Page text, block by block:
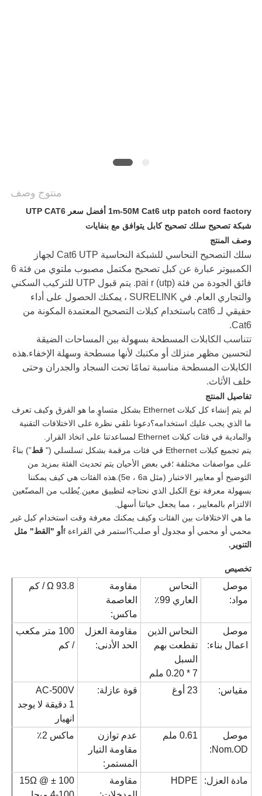
منتوج وصف
1m-50M Cat6 utp patch cord factory أفضل سعر UTP CAT6
شبكة تصحيح سلك تصحيح كابل يتوافق مع بنفايات
وصف المنتج
سلك التصحيح النحاسي للشبكة النحاسية Cat6 UTP لجهاز
الكمبيوتر عبارة عن كبل تصحيح مكتمل مصبوب ملتوي من فئة 6
فائق الجودة من فئة pai r (utp). يتم قبول UTP للتركيب السكني
والتجاري العام.
في SURELINK ، يمكنك الحصول على أداء
حقيقي لـ cat6 باستخدام كبلات التصحيح المعتمدة المكونة من
Cat6.
تتناسب الكابلات المسطحة بسهولة بين المساحات الضيقة
لتحسين مظهر منزلك أو مكتبك لأنها مسطحة وسهلة الإخفاء.هذه
الكابلات المسطحة مناسبة تمامًا تحت السجاد والجدران وحتى
خلف الأثاث.
تفاصيل المنتج
لم يتم إنشاء كل كبلات Ethernet بشكل متساوٍ.ما هو الفرق وكيف تعرف
ما الذي يجب عليك استخدامه؟دعونا نلقي نظرة على الاختلافات التقنية
والمادية في فئات كبلات Ethernet لمساعدتنا على اتخاذ القرار.
يتم تجميع كبلات Ethernet في فئات مرقمة بشكل تسلسلي ("
قط”) بناءً
على مواصفات مختلفة ؛في بعض الأحيان يتم تحديث الفئة بمزيد من
التوضيح أو معايير الاختبار (مثل 5e ، 6a).هذه الفئات هي كيف يمكننا
بسهولة معرفة نوع الكبل الذي نحتاجه لتطبيق معين.يُطلب من المصنّعين
الالتزام بالمعايير ، مما يجعل حياتنا أسهل.
ما هي الاختلافات بين الفئات وكيف يمكنك معرفة وقت استخدام كبل غير
محمي أو محمي أو مجدول أو صلب؟استمر في القراءة f أو "القط" مثل
التنوير.
تخصيص
موصل
مواد:
النحاس
العاري 99٪
مقاومة
العاصمة
ماكس:
93.8 Ω / كم
موصل
اعمال بناء:
النحاس الذين
تقطعت بهم
السبل
7 * 0.20 ملم
مقاومة العزل
الحد الأدنى:
100 متر مكعب
/ كم
مقياس: 23 أوغ قوة عازلة:
AC-500V
1 دقيقة لا يوجد
انهيار
موصل
Nom.OD:
0.61 ملم
عدم توازن
مقاومة التيار
المستمر:
ماكس 2٪
مادة العزل: HDPE
مقاومة
100 ± 15Ω @